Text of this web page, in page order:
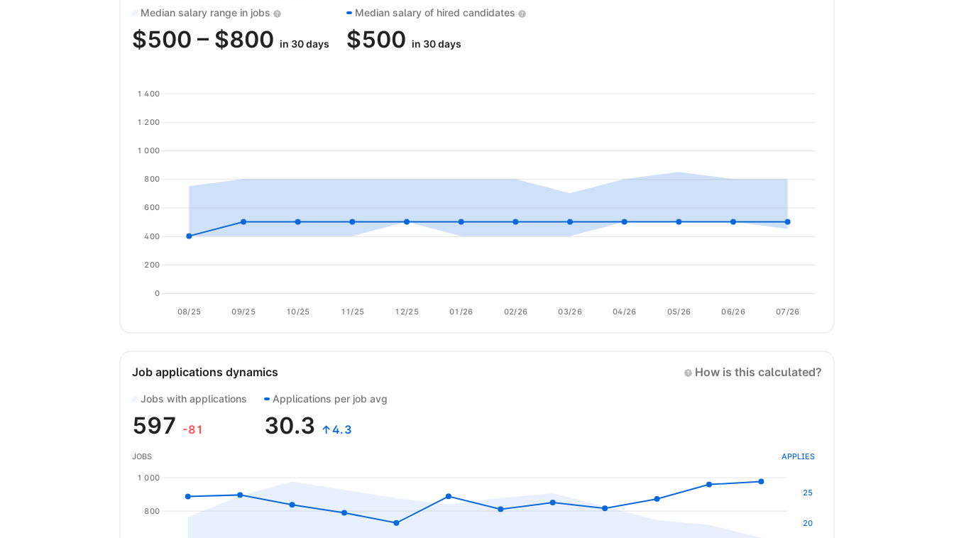
Median salary range in jobs
$500 – $800 in 30 days
Median salary of hired candidates
$500 in 30 days
08/25 09/25 10/25 11/25 12/25 01/26 02/26 03/26 04/26 05/26 06/26 07/26
0
200
400
600
800
1 000
1 200
1 400
Job applications dynamics How is this calculated?
Jobs with applications
597 -81
Applications per job avg
30.3 ↑4.3
800
1 000
20
25
JOBS APPLIES